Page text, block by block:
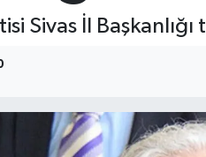
Sivas İl